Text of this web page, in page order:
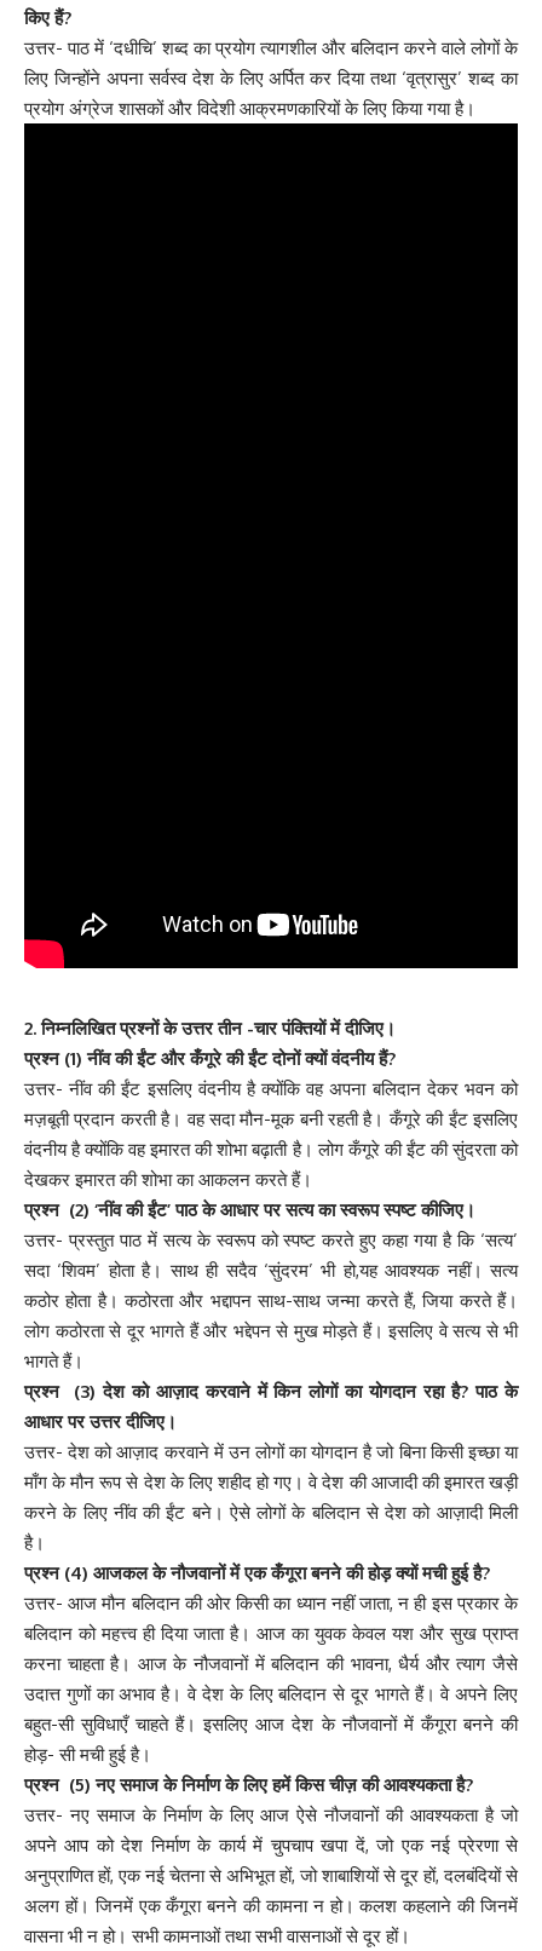
किए हैं?
उत्तर- पाठ में ‘दधीचि’ शब्द का प्रयोग त्यागशील और बलिदान करने वाले लोगों के
लिए जिन्होंने अपना सर्वस्व देश के लिए अर्पित कर दिया तथा ‘वृत्रासुर’ शब्द का
प्रयोग अंग्रेज शासकों और विदेशी आक्रमणकारियों के लिए किया गया है।
2. निम्नलिखित प्रश्नों के उत्तर तीन -चार पंक्तियों में दीजिए।
प्रश्न (1) नींव की ईंट और कँगूरे की ईंट दोनों क्यों वंदनीय हैं?
उत्तर- नींव की ईंट इसलिए वंदनीय है क्योंकि वह अपना बलिदान देकर भवन को
मज़बूती प्रदान करती है। वह सदा मौन-मूक बनी रहती है। कँगूरे की ईंट इसलिए
वंदनीय है क्योंकि वह इमारत की शोभा बढ़ाती है। लोग कँगूरे की ईंट की सुंदरता को
देखकर इमारत की शोभा का आकलन करते हैं।
प्रश्न (2) ‘नींव की ईंट’ पाठ के आधार पर सत्य का स्वरूप स्पष्ट कीजिए।
उत्तर- प्रस्तुत पाठ में सत्य के स्वरूप को स्पष्ट करते हुए कहा गया है कि ‘सत्य’
सदा ‘शिवम’ होता है। साथ ही सदैव ‘सुंदरम’ भी हो,यह आवश्यक नहीं। सत्य
कठोर होता है। कठोरता और भद्दापन साथ-साथ जन्मा करते हैं, जिया करते हैं।
लोग कठोरता से दूर भागते हैं और भद्देपन से मुख मोड़ते हैं। इसलिए वे सत्य से भी
भागते हैं।
प्रश्न (3) देश को आज़ाद करवाने में किन लोगों का योगदान रहा है? पाठ के
आधार पर उत्तर दीजिए।
उत्तर- देश को आज़ाद करवाने में उन लोगों का योगदान है जो बिना किसी इच्छा या
माँग के मौन रूप से देश के लिए शहीद हो गए। वे देश की आजादी की इमारत खड़ी
करने के लिए नींव की ईंट बने। ऐसे लोगों के बलिदान से देश को आज़ादी मिली
है।
प्रश्न (4) आजकल के नौजवानों में एक कँगूरा बनने की होड़ क्यों मची हुई है?
उत्तर- आज मौन बलिदान की ओर किसी का ध्यान नहीं जाता, न ही इस प्रकार के
बलिदान को महत्त्व ही दिया जाता है। आज का युवक केवल यश और सुख प्राप्त
करना चाहता है। आज के नौजवानों में बलिदान की भावना, धैर्य और त्याग जैसे
उदात्त गुणों का अभाव है। वे देश के लिए बलिदान से दूर भागते हैं। वे अपने लिए
बहुत-सी सुविधाएँ चाहते हैं। इसलिए आज देश के नौजवानों में कँगूरा बनने की
होड़- सी मची हुई है।
प्रश्न (5) नए समाज के निर्माण के लिए हमें किस चीज़ की आवश्यकता है?
उत्तर- नए समाज के निर्माण के लिए आज ऐसे नौजवानों की आवश्यकता है जो
अपने आप को देश निर्माण के कार्य में चुपचाप खपा दें, जो एक नई प्रेरणा से
अनुप्राणित हों, एक नई चेतना से अभिभूत हों, जो शाबाशियों से दूर हों, दलबंदियों से
अलग हों। जिनमें एक कँगूरा बनने की कामना न हो। कलश कहलाने की जिनमें
वासना भी न हो। सभी कामनाओं तथा सभी वासनाओं से दूर हों।